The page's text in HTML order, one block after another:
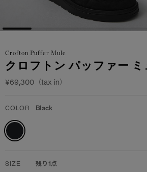
アパレル
アクセサリー
フットウェア
コレクション
アパレル
アクセサリー
フットウェア
コレクション
Crofton Puffer Mule
クロフトン パッファー ミ
¥69,300（tax in）
COLOR Black
SIZE 残り1点